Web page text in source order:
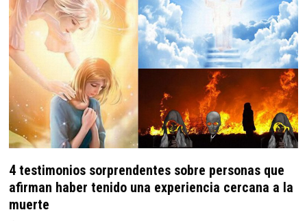
4 testimonios sorprendentes sobre personas que
afirman haber tenido una experiencia cercana a la
muerte